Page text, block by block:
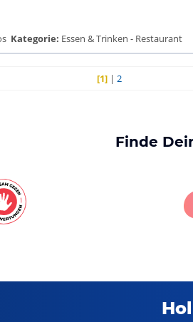
Kategorie: Essen & Trinken - Restaurant
[1] |2
Finde